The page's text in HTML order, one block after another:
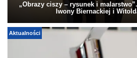
„Obrazy ciszy – rysunek i
Iwony Biernackiej i
Aktualności